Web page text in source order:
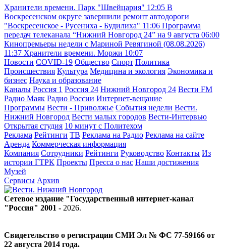
Хранители времени. Парк "Швейцария" 12:05 В
Воскресенском округе завершили ремонт автодороги
"Воскресенское - Русениха - Будилиха" 11:06 Программа
передач телеканала “Нижний Новгород 24” на 9 августа 06:00
Кинопремьеры недели с Мариной Ревягиной (08.08.2026)
11:37 Хранители времени. Моржи 10:07
Новости COVID-19 Общество Спорт Политика
Происшествия Культура Медицина и экология Экономика и
бизнес Наука и образование
Каналы Россия 1 Россия 24 Нижний Новгород 24 Вести FM
Радио Маяк Радио России Интернет-вещание
Программы Вести - Приволжье События недели Вести.
Нижний Новгород Вести малых городов Вести-Интервью
Открытая студия 10 минут с Политехом
Реклама Рейтинги ТВ Реклама на Радио Реклама на сайте
Аренда Коммерческая информация
Компания Сотрудники Рейтинги Руководство Контакты Из
истории ГТРК Проекты Пресса о нас Наши достижения
Музей
Сервисы Архив
Сетевое издание "Государственный интернет-канал
"Россия" 2001 - 2026.
Свидетельство о регистрации СМИ Эл № ФС 77-59166 от
22 августа 2014 года.